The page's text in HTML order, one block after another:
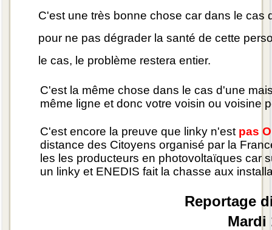
C'est une très bonne chose car dans le cas
pour ne pas dégrader la santé de cette
le cas, le problème restera entier.
C'est la même chose dans le cas d'une
même ligne et donc votre voisin ou voisine
C'est encore la preuve que linky n'est pas
distance des Citoyens organisé par la
les les producteurs en photovoltaïques car
un linky et ENEDIS fait la chasse aux
Reportage
Mardi